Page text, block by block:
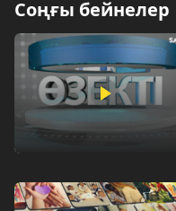
Соңғы бейнелер